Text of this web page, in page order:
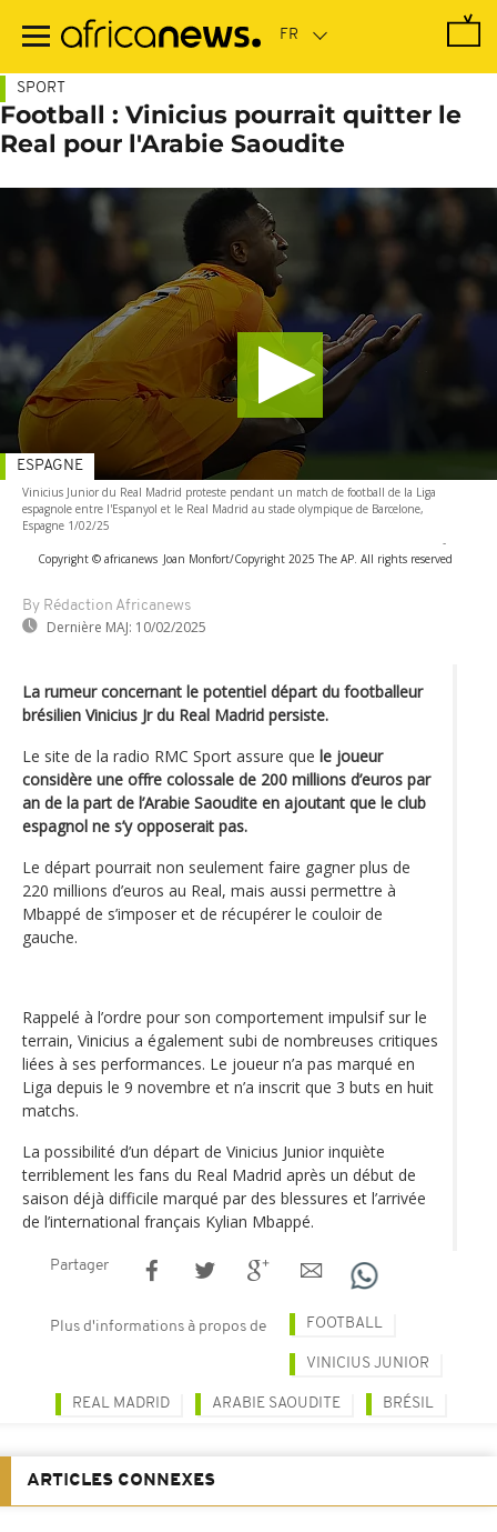
contenu
SPORT
Football : Vinicius pourrait quitter le
Real pour l'Arabie Saoudite
Vinicius Junior du Real Madrid proteste pendant un match de football de la Liga
espagnole entre l'Espanyol et le Real Madrid au stade olympique de Barcelone,
Espagne 1/02/25
-
Copyright © africanews Joan Monfort/Copyright 2025 The AP. All rights reserved
By Rédaction Africanews
Dernière MAJ: 10/02/2025
ESPAGNE
La rumeur concernant le potentiel départ du footballeur
brésilien Vinicius Jr du Real Madrid persiste.
Le site de la radio RMC Sport assure que le joueur
considère une offre colossale de 200 millions d’euros par
an de la part de l’Arabie Saoudite en ajoutant que le club
espagnol ne s’y opposerait pas.
Le départ pourrait non seulement faire gagner plus de
220 millions d’euros au Real, mais aussi permettre à
Mbappé de s’imposer et de récupérer le couloir de
gauche.
Rappelé à l’ordre pour son comportement impulsif sur le
terrain, Vinicius a également subi de nombreuses critiques
liées à ses performances. Le joueur n’a pas marqué en
Liga depuis le 9 novembre et n’a inscrit que 3 buts en huit
matchs.
La possibilité d’un départ de Vinicius Junior inquiète
terriblement les fans du Real Madrid après un début de
saison déjà difficile marqué par des blessures et l’arrivée
de l’international français Kylian Mbappé.
Partager
Plus d'informations à propos de FOOTBALL
VINICIUS JUNIOR
REAL MADRID ARABIE SAOUDITE BRÉSIL
ARTICLES CONNEXES